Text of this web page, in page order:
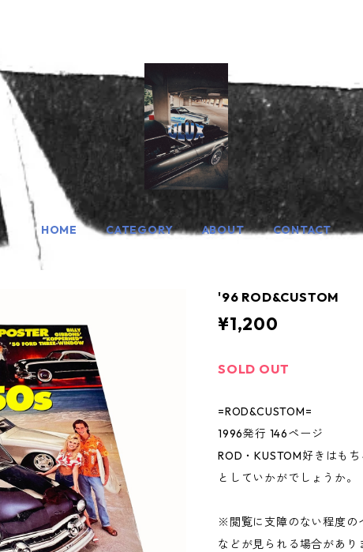
HOME CATEGORY ABOUT CONTACT
'96 ROD&CUSTOM
¥1,200
SOLD OUT
=ROD&CUSTOM=
1996発行 146ページ
ROD・KUSTOM好きはも
としていかがでしょうか。
※閲覧に支障のない程度の
などが見られる場合があ